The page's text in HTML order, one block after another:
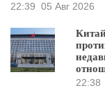
22:39 05 Авг 2026
22:38